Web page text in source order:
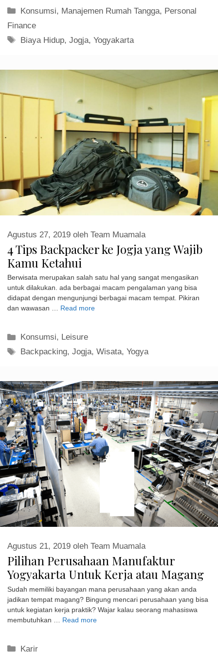
Kategori
Konsumsi, Manajemen Rumah Tangga, Personal
Finance
Tag
Biaya Hidup,Jogja,Yogyakarta
4 Tips Backpacker ke Jogja yang Wajib
Kamu Ketahui
Agustus 27, 2019 oleh Team Muamala
Berwisata merupakan salah satu hal yang sangat mengasikan
untuk dilakukan. ada berbagai macam pengalaman yang bisa
didapat dengan mengunjungi berbagai macam tempat. Pikiran
dan wawasan … Read more
Kategori
Konsumsi, Leisure
Tag
Backpacking,Jogja,Wisata,Yogya
Pilihan Perusahaan Manufaktur
Yogyakarta Untuk Kerja atau Magang
Agustus 21, 2019 oleh Team Muamala
Sudah memiliki bayangan mana perusahaan yang akan anda
jadikan tempat magang? Bingung mencari perusahaan yang bisa
untuk kegiatan kerja praktik? Wajar kalau seorang mahasiswa
membutuhkan … Read more
Kategori
Karir